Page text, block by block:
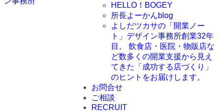
HELLO！BOGEY
所長よーかんblog
よしだツカサの「開業ノー
ト」 デザイン事務所創業32年
目。 飲食店・医院・物販店な
ど数多くの開業支援から見え
てきた「成功する店づくり」
のヒントをお届けします。
お問合せ
ご相談
RECRUIT